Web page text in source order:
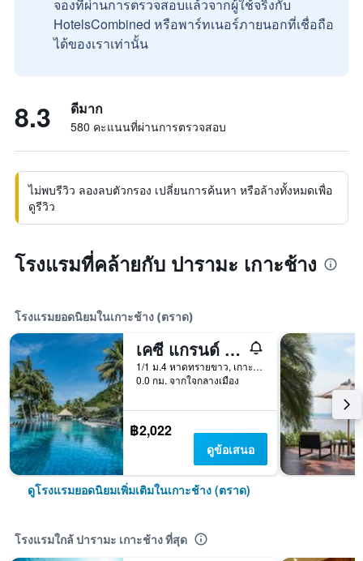
จองที่ผ่านการตรวจสอบแล้วจากผู้ใช้จริงกับ
HotelsCombined หรือพาร์ทเนอร์ภายนอกที่เชื่อถือ
ได้ของเราเท่านั้น
8.3 ดีมาก
580 คะแนนที่ผ่านการตรวจสอบ
ไม่พบรีวิว ลองลบตัวกรอง เปลี่ยนการค้นหา หรือล้างทั้งหมดเพื่อ
ดูรีวิว
โรงแรมที่คล้ายกับ ปารามะ เกาะช้าง
โรงแรมยอดนิยมในเกาะช้าง (ตราด)
เคซี แกรนด์ รีสอร์ท เกาะช้าง
1/1 ม.4 หาดทรายขาว, เกาะช้าง (ตราด), ประเทศไทย
0.0 กม. จากใจกลางเมือง
฿2,022
ดูข้อเสนอ
ดูโรงแรมยอดนิยมเพิ่มเติมในเกาะช้าง (ตราด)
โรงแรมใกล้ ปารามะ เกาะช้าง ที่สุด